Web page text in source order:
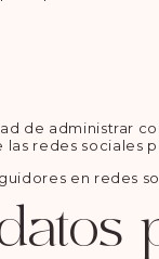
de administrar
redes sociales
en redes